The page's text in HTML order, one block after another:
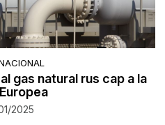
gas natural rus cap a la
2025